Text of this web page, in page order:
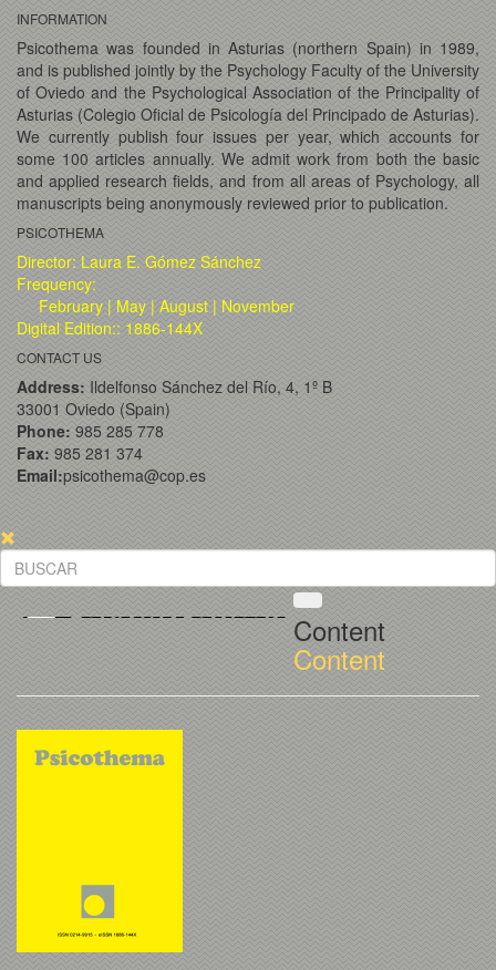
INFORMATION
Psicothema was founded in Asturias (northern Spain) in 1989,
and is published jointly by the Psychology Faculty of the University
of Oviedo and the Psychological Association of the Principality of
Asturias (Colegio Oficial de Psicología del Principado de Asturias).
We currently publish four issues per year, which accounts for
some 100 articles annually. We admit work from both the basic
and applied research fields, and from all areas of Psychology, all
manuscripts being anonymously reviewed prior to publication.
PSICOTHEMA
Director: Laura E. Gómez Sánchez
Frequency:
February | May | August | November
Digital Edition:: 1886-144X
CONTACT US
Address: Ildelfonso Sánchez del Río, 4, 1º B
33001 Oviedo (Spain)
Phone: 985 285 778
Fax: 985 281 374
Email:psicothema@cop.es
Content
Content